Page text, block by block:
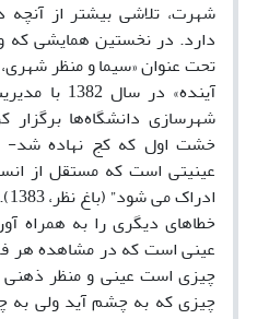
شهرت، تلاشی بیشتر از آنچه
دارد. در نخستین همایشی
تحت عنوان «سیما و منظر
آینده» در
شهرسازی دانشگاه‌ها برگزار
خشت اول که کج نهاده شد-
عینیتی است که مستقل از
خطاهای دیگری را به همراه
عینی است که در مشاهده هر
چیزی است عینی و منظر
چیزی که به چشم آید ولی به